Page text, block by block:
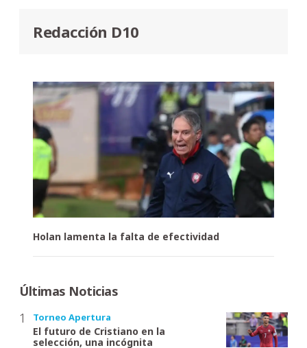
Redacción D10
Holan lamenta la falta de efectividad
Últimas Noticias
Torneo Apertura
El futuro de Cristiano en la
selección, una incógnita